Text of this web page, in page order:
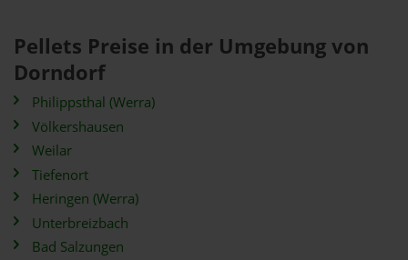
Pellets Preise in der Umgebung von
Dorndorf
Philippsthal (Werra)
Völkershausen
Weilar
Tiefenort
Heringen (Werra)
Unterbreizbach
Bad Salzungen